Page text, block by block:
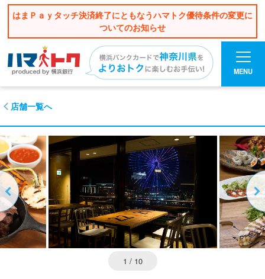
はまＰａｙタッチ決済終了にともなうハマトク優待条件の変更に
ついてのお知らせ
MENU
店舗一覧へ
1 / 10